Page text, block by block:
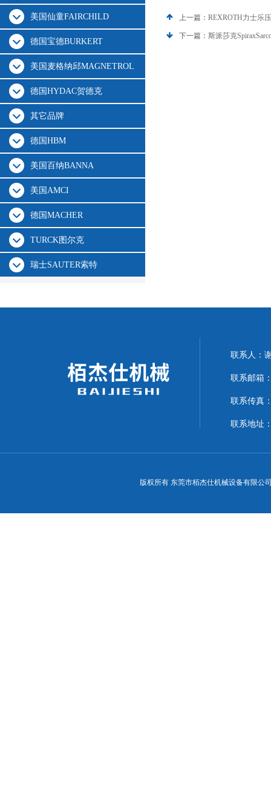
美国仙童FAIRCHILD
德国宝德BURKERT
美国麦格纳邱MAGNETROL
德国HYDAC贺德克
其它品牌
德国HBM
美国百纳BANNA
美国AMCI
德国MACHER
TURCK图尔克
瑞士SAUTER索特
上一篇： REXROTH力士乐
下一篇： 斯派莎克
联系人：
联系邮箱
联系传真
联系地址
版权所有 东莞市栢杰仕机械设备有限公